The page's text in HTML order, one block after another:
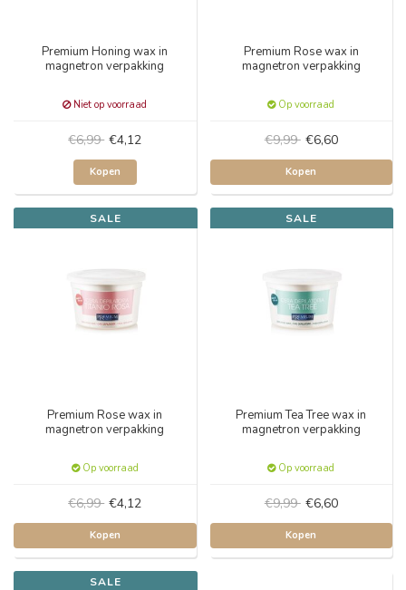
Premium Honing wax in
magnetron verpakking
Niet op voorraad
€6,99 €4,12
Kopen
Premium Rose wax in
magnetron verpakking
Op voorraad
€9,99 €6,60
Kopen
SALE
Premium Rose wax in
magnetron verpakking
Op voorraad
€6,99 €4,12
Kopen
SALE
Premium Tea Tree wax in
magnetron verpakking
Op voorraad
€9,99 €6,60
Kopen
SALE